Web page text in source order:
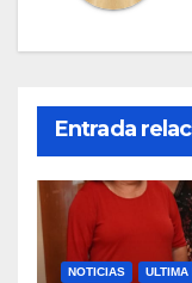
Entrada
NOTICIAS ULTIMA